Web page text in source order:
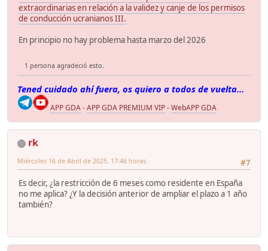
extraordinarias en relación a la validez y canje de los permisos
de conducción ucranianos III.
En principio no hay problema hasta marzo del 2026
1 persona agradeció esto.
Tened cuidado ahí fuera, os quiero a todos de vuelta...
APP GDA-APP GDA PREMIUM VIP-WebAPP GDA
rk
#7
Miércoles 16 de Abril de 2025. 17:46 horas.
Es decir, ¿la restricción de 6 meses como residente en España
no me aplica? ¿Y la decisión anterior de ampliar el plazo a 1 año
también?